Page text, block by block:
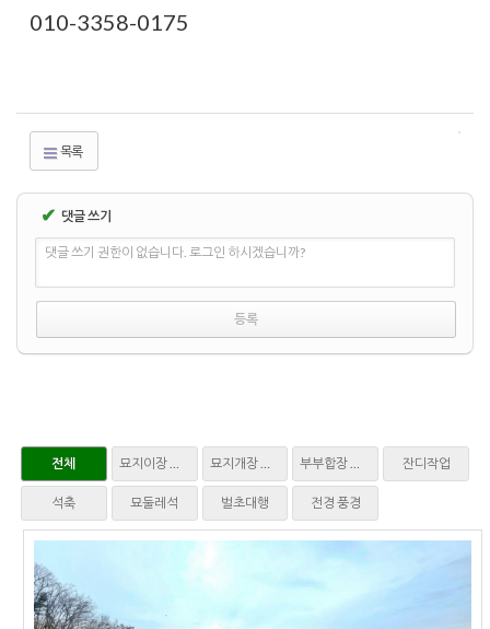
010-3358-0175
목록
✔ 댓글 쓰기
댓글 쓰기 권한이 없습니다. 로그인 하시겠습니까?
전체 묘지이장 파묘 묘지개장 화장 부부합장 매장 잔디작업
석축 묘둘레석 벌초대행 전경 풍경